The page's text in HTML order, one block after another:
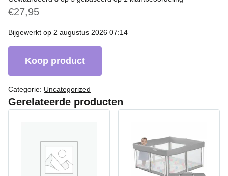
€27,95
Bijgewerkt op 2 augustus 2026 07:14
Koop product
Categorie: Uncategorized
Gerelateerde producten